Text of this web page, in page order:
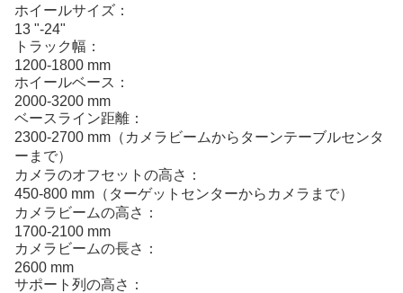
ホイールサイズ：
13 "-24"
トラック幅：
1200-1800 mm
ホイールベース：
2000-3200 mm
ベースライン距離：
2300-2700 mm（カメラビームからターンテーブルセンタ
ーまで）
カメラのオフセットの高さ：
450-800 mm（ターゲットセンターからカメラまで）
カメラビームの高さ：
1700-2100 mm
カメラビームの長さ：
2600 mm
サポート列の高さ：